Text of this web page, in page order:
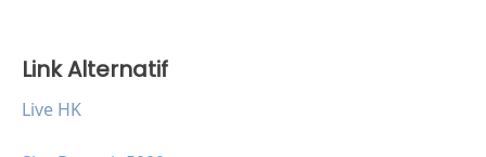
Link Alternatif
Live HK